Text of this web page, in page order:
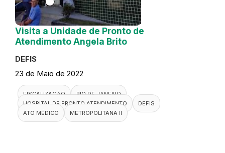
Visita a Unidade de Pronto de
Atendimento Angela Brito
DEFIS
23 de Maio de 2022
FISCALIZAÇÃO
RIO DE JANEIRO
HOSPITAL DE PRONTO ATENDIMENTO
DEFIS
ATO MÉDICO
METROPOLITANA II